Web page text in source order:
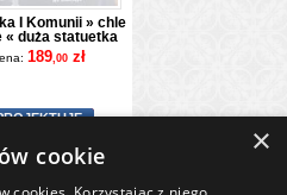
I Komunii » chle
« duża statuetka
189,00zł
×
cookie